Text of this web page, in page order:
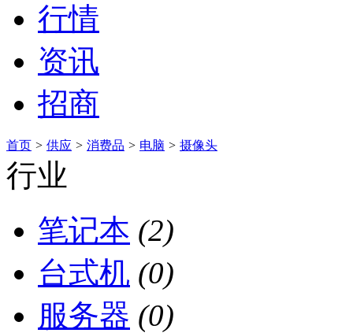
行情
资讯
招商
首页 > 供应 > 消费品 > 电脑 > 摄像头
行业
笔记本 (2)
台式机 (0)
服务器 (0)